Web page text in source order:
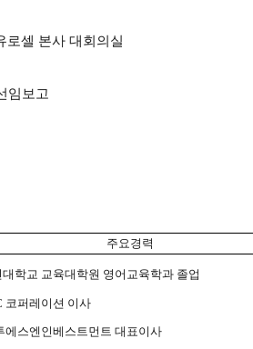
로셀 본사 대회의실
임보고
주요경력
대학교 교육대학원 영어교육학과 졸업
코퍼레이션 이사
에스엔인베스트먼트 대표이사